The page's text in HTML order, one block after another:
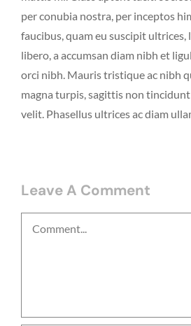
per conubia nostra, per inceptos
faucibus, quam eu suscipit ultrices,
libero, a accumsan diam nibh et
orci nibh. Mauris tristique ac nibh
magna turpis, sagittis non
velit. Phasellus ultrices ac diam
Leave A Comment
Comment